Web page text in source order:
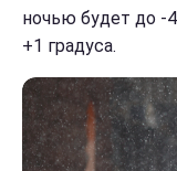
ночью будет до -
+1 градуса.